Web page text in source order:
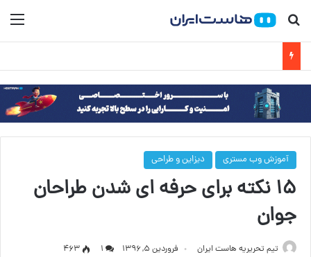
جستجو برای
آموزش وب مستری دیزاین و طراحی
۱۵ نکته برای حرفه ای شدن طراحان
جوان
تیم تحریریه هاست ایران فروردین ۵, ۱۳۹۶ ۱
463